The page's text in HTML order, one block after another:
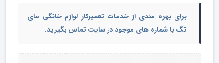
برای بهره مندی از خدمات تعمیرکار لوازم خانگی مای
تگ با شماره های موجود در سایت تماس بگیرید.